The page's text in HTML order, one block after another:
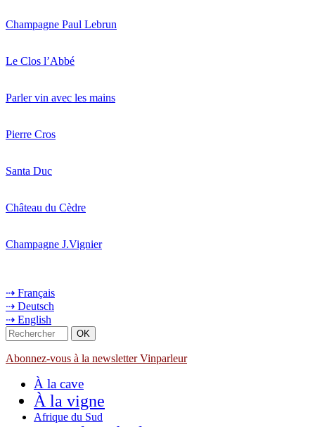
Champagne Paul Lebrun
Le Clos l’Abbé
Parler vin avec les mains
Pierre Cros
Santa Duc
Château du Cèdre
Champagne J.Vignier
⇢ Français
⇢ Deutsch
⇢ English
Abonnez-vous à la newsletter Vinparleur
À la cave
À la vigne
Afrique du Sud